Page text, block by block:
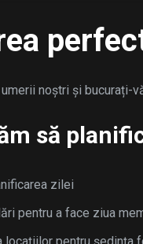
noștri și bucurați-
să
zilei
pentru a face ziua
locațiilor pentru ședința